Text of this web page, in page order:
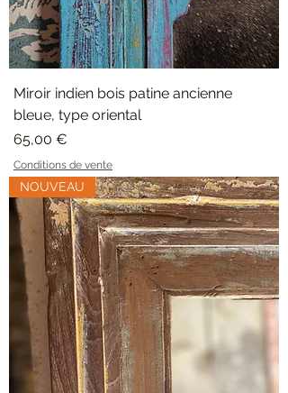
Miroir indien bois patine ancienne
bleue, type oriental
Prix
65,00 €
Conditions de vente
NOUVEAU